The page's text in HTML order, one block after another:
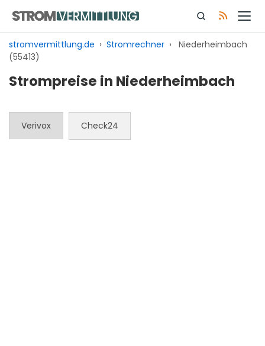
Inhalt
springen
stromvermittlung.de › Stromrechner › Niederheimbach
(55413)
Strompreise in Niederheimbach
Verivox Check24